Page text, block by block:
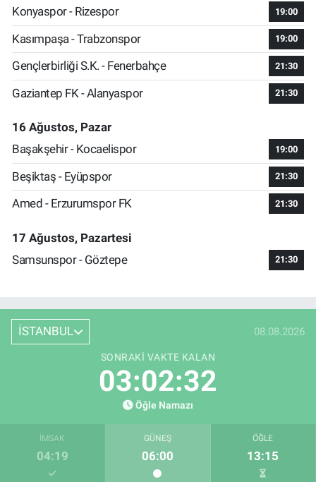
Konyaspor - Rizespor
19:00
Kasımpaşa - Trabzonspor 19:00
Gençlerbirliği S.K. - Fenerbahçe 21:30
Gaziantep FK - Alanyaspor 21:30
16 Ağustos, Pazar
Başakşehir - Kocaelispor
19:00
Beşiktaş - Eyüpspor 21:30
Amed - Erzurumspor FK 21:30
17 Ağustos, Pazartesi
Samsunspor - Göztepe
21:30
İSTANBUL 08.08.2026
SONRAKI VAKTE KALAN
03:02:31
Öğle Namazı
İMSAK
04:19
GÜNEŞ
06:00
ÖĞLE
13:15